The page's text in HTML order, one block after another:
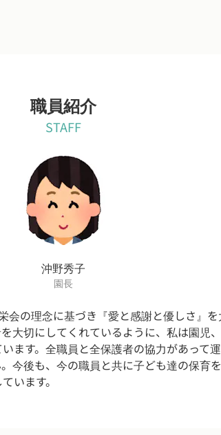
職員紹介
STAFF
沖野秀子
園長
会の理念に基づき『愛と感謝と優しさ』
大切にしてくれているように、私は園児
ます。全職員と全保護者の協力があって
今後も、今の職員と共に子ども達の保育
います。